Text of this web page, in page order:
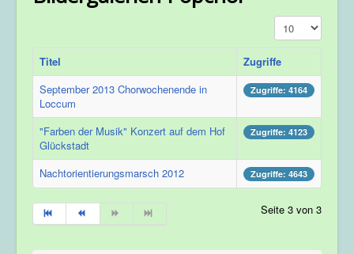
Anzeige #
Titel
Zugriffe
September 2013 Chorwochenende in
Loccum
Zugriffe: 4164
"Farben der Musik" Konzert auf dem Hof
Glückstadt
Zugriffe: 4123
Nachtorientierungsmarsch 2012 Zugriffe: 4643
Seite 3 von 3